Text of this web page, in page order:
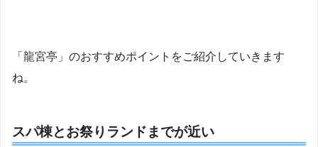
「龍宮亭」のおすすめポイントをご紹介していきます
ね。
スパ棟とお祭りランドまでが近い